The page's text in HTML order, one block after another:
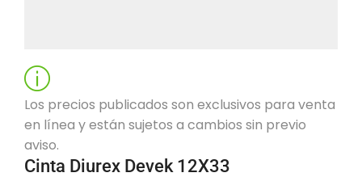
Los precios publicados son exclusivos para venta
en línea y están sujetos a cambios sin previo
aviso.
Cinta Diurex Devek 12X33